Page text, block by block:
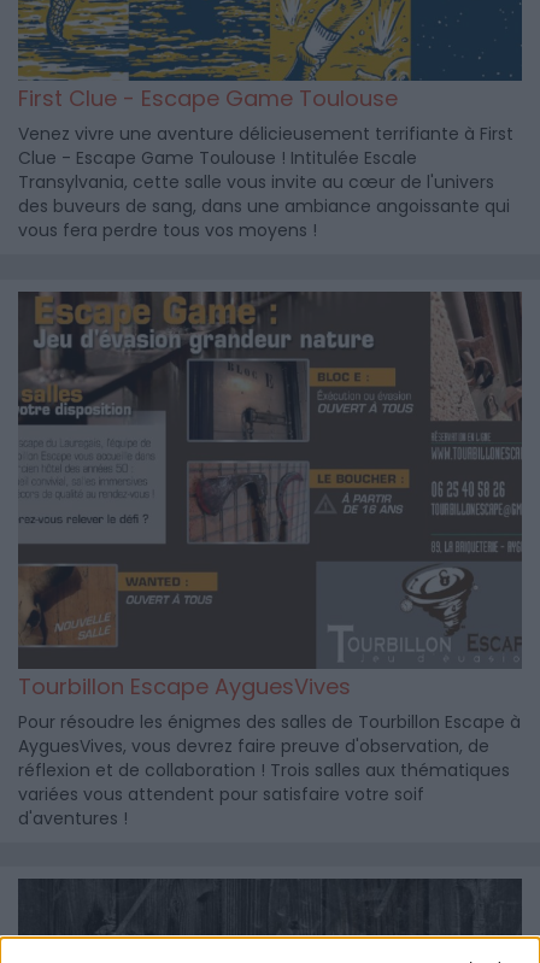
First Clue - Escape Game Toulouse
Venez vivre une aventure délicieusement terrifiante à First
Clue - Escape Game Toulouse ! Intitulée Escale
Transylvania, cette salle vous invite au cœur de l'univers
des buveurs de sang, dans une ambiance angoissante qui
vous fera perdre tous vos moyens !
Tourbillon Escape AyguesVives
Pour résoudre les énigmes des salles de Tourbillon Escape à
AyguesVives, vous devrez faire preuve d'observation, de
réflexion et de collaboration ! Trois salles aux thématiques
variées vous attendent pour satisfaire votre soif
d'aventures !